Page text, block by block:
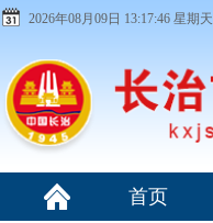
2026年08月09日 13:17:46 星期天
首页